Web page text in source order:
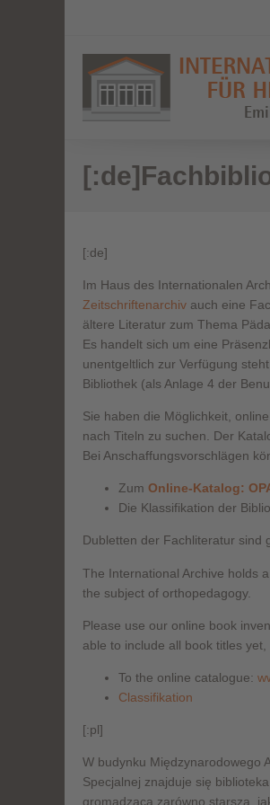
[:de]
Im Haus des Internationalen
Zeitschriftenarchiv auch eine
ältere Literatur zum Thema
Es handelt sich um eine
unentgeltlich zur Verfügung
Bibliothek (als Anlage 4 der
Sie haben die Möglichkeit,
nach Titeln zu suchen. Der
Bei Anschaffungsvorschlägen
Zum Online-Katalog:
Die Klassifikation der
Dubletten der Fachliteratur sind
The International Archive holds
the subject of orthopedagogy.
Please use our online book
able to include all book titles
To the online catalogue:
Classifikation
[:pl]
W budynku Międzynarodowego
Specjalnej znajduje się
gromadząca zarówno starszą,